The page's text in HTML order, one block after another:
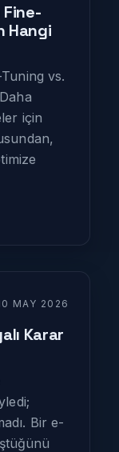
Hangi
vs.
için
MAY 2026
Karar
Bir e-